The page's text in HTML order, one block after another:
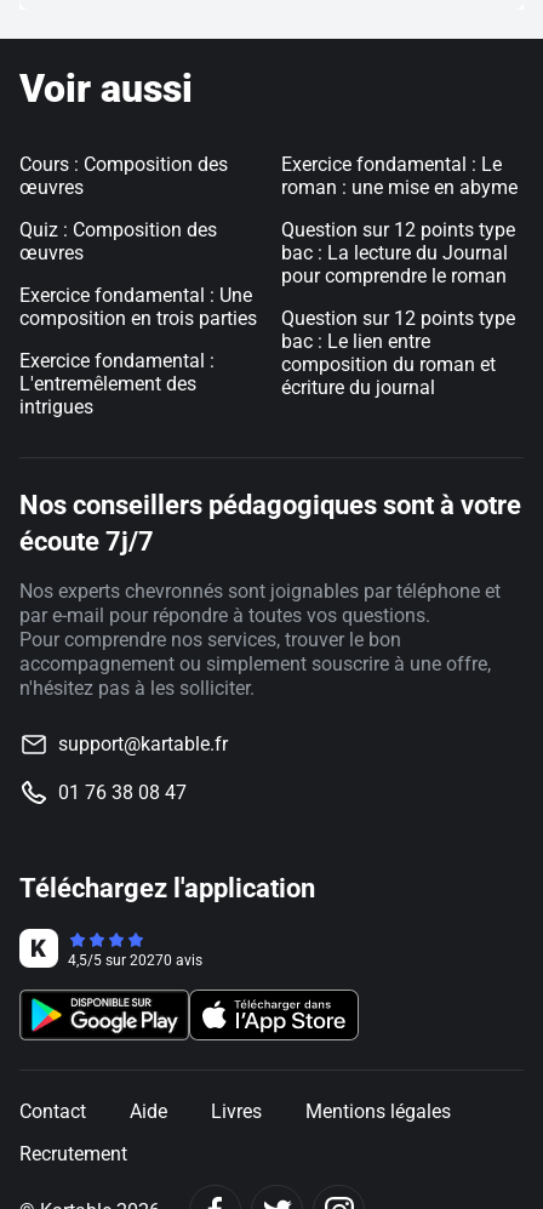
Voir aussi
Cours : Composition des
œuvres
Quiz : Composition des
œuvres
Exercice fondamental : Une
composition en trois parties
Exercice fondamental :
L'entremêlement des
intrigues
Exercice fondamental : Le
roman : une mise en abyme
Question sur 12 points type
bac : La lecture du Journal
pour comprendre le roman
Question sur 12 points type
bac : Le lien entre
composition du roman et
écriture du journal
Nos conseillers pédagogiques sont à votre
écoute 7j/7
Nos experts chevronnés sont joignables par téléphone et
par e-mail pour répondre à toutes vos questions.
Pour comprendre nos services, trouver le bon
accompagnement ou simplement souscrire à une offre,
n'hésitez pas à les solliciter.
support@kartable.fr
01 76 38 08 47
Téléchargez l'application
4,5/5 sur 20270 avis
Contact Aide Livres
Mentions légales
Recrutement